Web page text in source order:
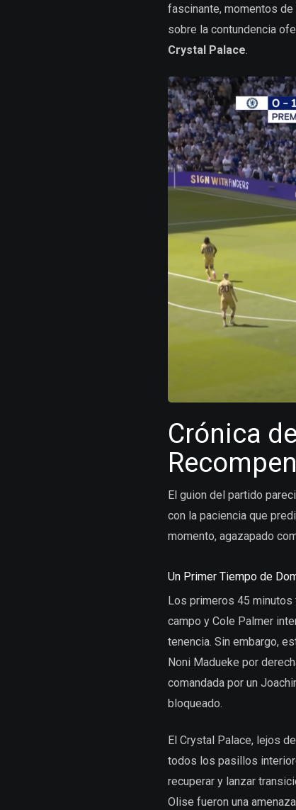
fascinante, momentos
sobre la contundencia
Crystal Palace.
Crónica
El guion del partido
con la paciencia que
momento, agazapado
Un Primer Tiempo de
Los primeros 45
campo y Cole Palmer
tenencia. Sin embargo,
Noni Madueke por
comandada por un
bloqueado.
El Crystal Palace, lejos
todos los pasillos
recuperar y lanzar
Olise fueron una